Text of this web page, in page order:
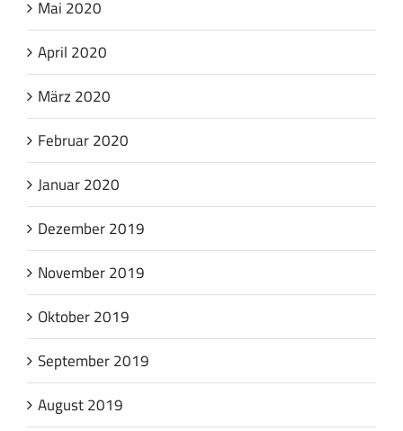
Mai 2020
April 2020
März 2020
Februar 2020
Januar 2020
Dezember 2019
November 2019
Oktober 2019
September 2019
August 2019